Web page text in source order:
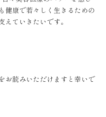
健康で若々しく生きるための
ていきたいです。
をお読みいただけますと幸いで